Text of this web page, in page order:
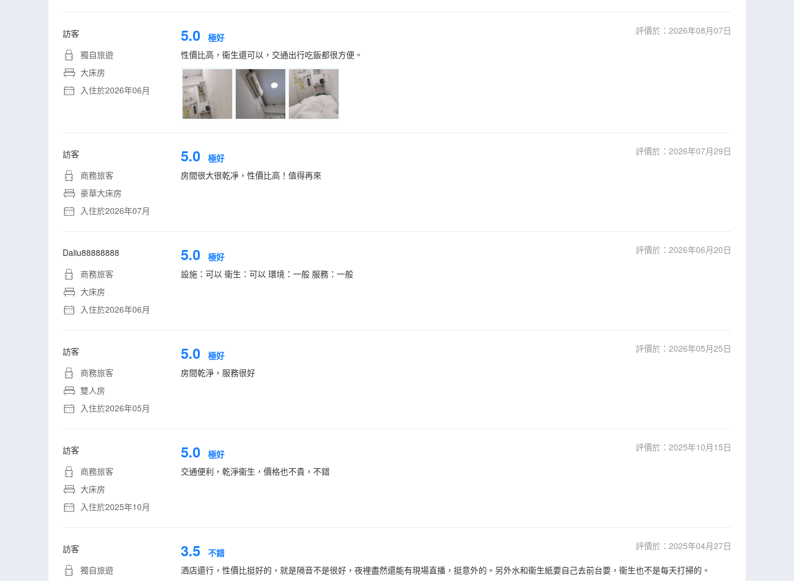
訪客
獨自旅遊
大床房
入住於2026年06月
5.0 極好
評價於：2026年08月07日
性價比高，衞生還可以，交通出行吃飯都很方便。
訪客
商務旅客
豪華大床房
入住於2026年07月
5.0 極好
評價於：2026年07月29日
房間很大很乾凈，性價比高！值得再來
Daliu88888888
商務旅客
大床房
入住於2026年06月
5.0 極好
評價於：2026年06月20日
設施：可以 衞生：可以 環境：一般 服務：一般
訪客
商務旅客
雙人房
入住於2026年05月
5.0 極好
評價於：2026年05月25日
房間乾淨，服務很好
訪客
商務旅客
大床房
入住於2025年10月
5.0 極好
評價於：2025年10月15日
交通便利，乾淨衞生，價格也不貴，不錯
訪客
獨自旅遊
3.5 不錯
評價於：2025年04月27日
酒店還行，性價比挺好的，就是隔音不是很好，夜裡盡然還能有現場直播，挺意外的。另外水和衞生紙要自己去前台要，衞生也不是每天打掃的。